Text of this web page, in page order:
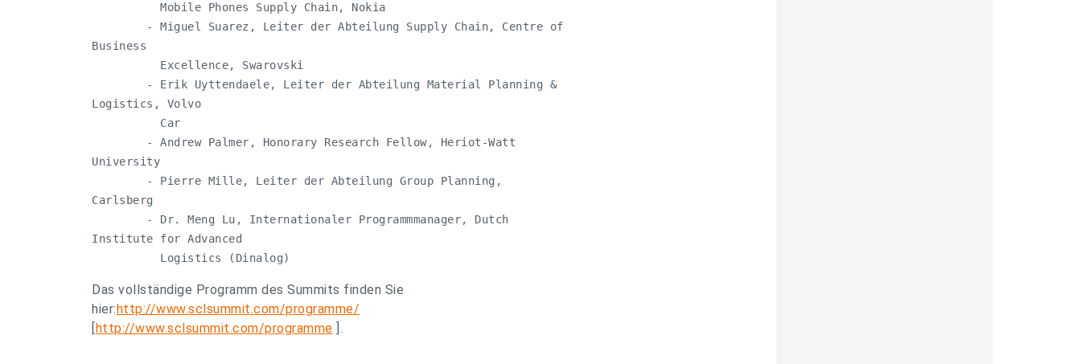
          Mobile Phones Supply Chain, Nokia
        - Miguel Suarez, Leiter der Abteilung Supply Chain, Centre of
Business
          Excellence, Swarovski
        - Erik Uyttendaele, Leiter der Abteilung Material Planning &
Logistics, Volvo
          Car
        - Andrew Palmer, Honorary Research Fellow, Heriot-Watt
University
        - Pierre Mille, Leiter der Abteilung Group Planning,
Carlsberg
        - Dr. Meng Lu, Internationaler Programmmanager, Dutch
Institute for Advanced
          Logistics (Dinalog)
Das vollständige Programm des Summits finden Sie
hier:http://www.sclsummit.com/programme/
[http://www.sclsummit.com/programme ].